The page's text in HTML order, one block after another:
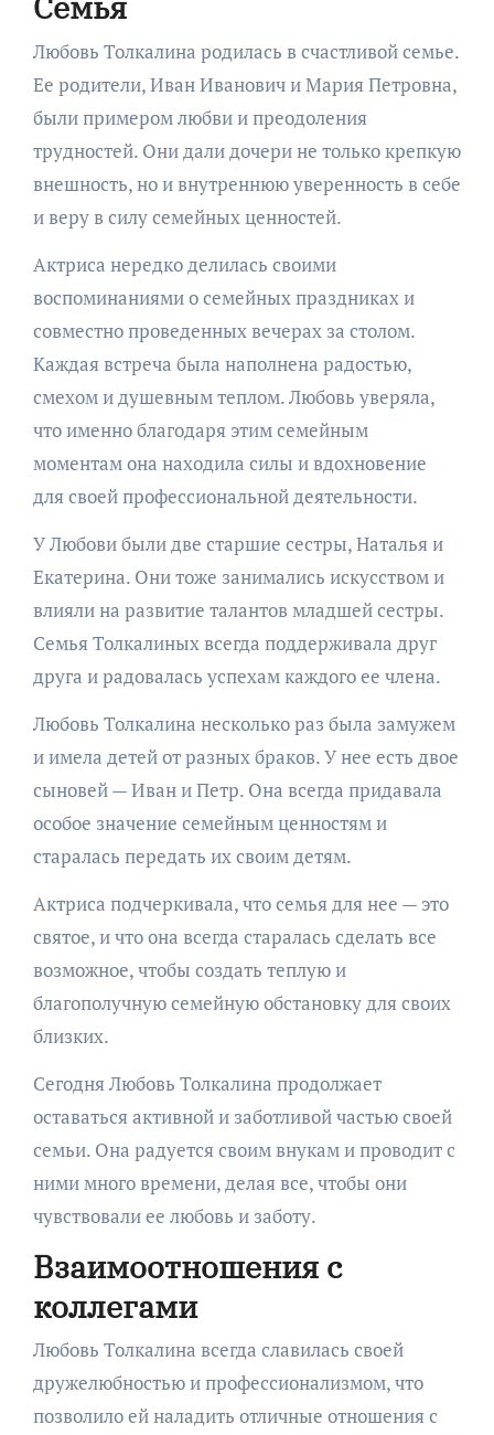
Любовь Толкалина родилась в счастливой семье.
Ее родители, Иван Иванович и Мария Петровна,
были примером любви и преодоления
трудностей. Они дали дочери не только крепкую
внешность, но и внутреннюю уверенность в себе
и веру в силу семейных ценностей.
Актриса нередко делилась своими
воспоминаниями о семейных праздниках и
совместно проведенных вечерах за столом.
Каждая встреча была наполнена радостью,
смехом и душевным теплом. Любовь уверяла,
что именно благодаря этим семейным
моментам она находила силы и вдохновение
для своей профессиональной деятельности.
У Любови были две старшие сестры, Наталья и
Екатерина. Они тоже занимались искусством и
влияли на развитие талантов младшей сестры.
Семья Толкалиных всегда поддерживала друг
друга и радовалась успехам каждого ее члена.
Любовь Толкалина несколько раз была замужем
и имела детей от разных браков. У нее есть двое
сыновей — Иван и Петр. Она всегда придавала
особое значение семейным ценностям и
старалась передать их своим детям.
Актриса подчеркивала, что семья для нее — это
святое, и что онa всегда старалась сделать все
возможное, чтобы создать теплую и
благополучную семейную обстановку для своих
близких.
Сегодня Любовь Толкалина продолжает
оставаться активной и заботливой частью своей
семьи. Она радуется своим внукам и проводит с
ними много времени, делая все, чтобы они
чувствовали ее любовь и заботу.
Взаимоотношения с
коллегами
Любовь Толкалина всегда славилась своей
дружелюбностью и профессионализмом, что
позволило ей наладить отличные отношения с